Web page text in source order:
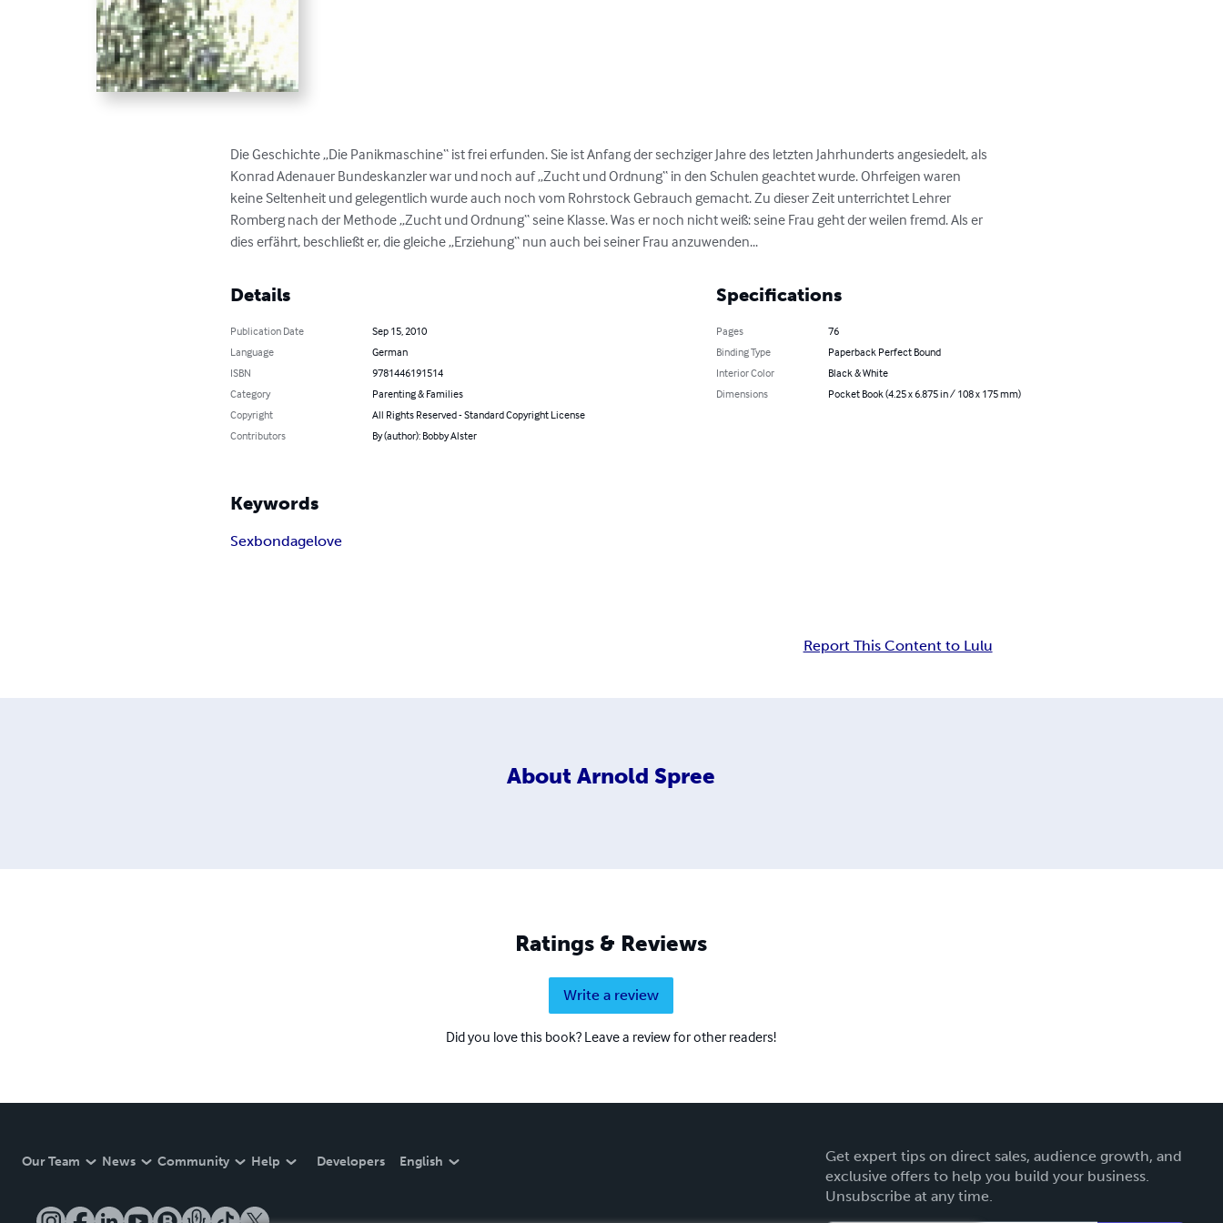
Die Geschichte „Die Panikmaschine“ ist frei erfunden. Sie ist Anfang der sechziger Jahre des letzten Jahrhunderts angesie­delt, als
Konrad Adenauer Bundeskanzler war und noch auf „Zucht und Ordnung“ in den Schulen geachtet wurde. Ohrfeigen waren
keine Seltenheit und gelegentlich wurde auch noch vom Rohrstock Ge­brauch gemacht. Zu dieser Zeit unterrich­tet Lehrer
Romberg nach der Methode „Zucht und Ordnung“ seine Klasse. Was er noch nicht weiß: seine Frau geht der wei­len fremd. Als er
dies erfährt, beschließt er, die gleiche „Erziehung“ nun auch bei sei­ner Frau anzuwenden...
Details
Publication Date
Sep 15, 2010
Language
German
ISBN
9781446191514
Category
Parenting & Families
Copyright
All Rights Reserved - Standard Copyright License
Contributors
By (author): Bobby Alster
Specifications
Pages
76
Binding Type
Paperback Perfect Bound
Interior Color
Black & White
Dimensions
Pocket Book (4.25 x 6.875 in / 108 x 175 mm)
Keywords
Sexbondagelove
Report This Content to Lulu
About Arnold Spree
Ratings & Reviews
Write a review
Did you love this book? Leave a review for other readers!
Our Team News Community Help Developers English
Get expert tips on direct sales, audience growth, and
exclusive offers to help you build your business.
Unsubscribe at any time.